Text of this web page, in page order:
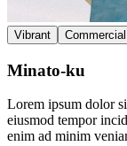
Vibrant Commercial
Minato-ku
Lorem ipsum dolor
eiusmod tempor
enim ad minim